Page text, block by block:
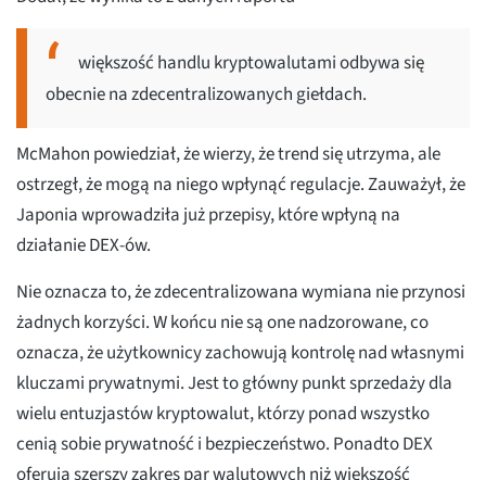
większość handlu kryptowalutami odbywa się
obecnie na zdecentralizowanych giełdach.
McMahon powiedział, że wierzy, że trend się utrzyma, ale
ostrzegł, że mogą na niego wpłynąć regulacje. Zauważył, że
Japonia wprowadziła już przepisy, które wpłyną na
działanie DEX-ów.
Nie oznacza to, że zdecentralizowana wymiana nie przynosi
żadnych korzyści. W końcu nie są one nadzorowane, co
oznacza, że użytkownicy zachowują kontrolę nad własnymi
kluczami prywatnymi. Jest to główny punkt sprzedaży dla
wielu entuzjastów kryptowalut, którzy ponad wszystko
cenią sobie prywatność i bezpieczeństwo. Ponadto DEX
oferują szerszy zakres par walutowych niż większość